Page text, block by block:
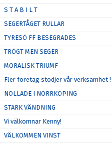
S T A B I L T
SEGERTÅGET RULLAR
TYRESÖ FF BESEGRADES
TRÖGT MEN SEGER
MORALISK TRIUMF
Fler företag stödjer vår verksamhet !
NOLLADE I NORRKÖPING
STARK VÄNDNING
Vi välkomnar Kenny!
VÄLKOMMEN VINST